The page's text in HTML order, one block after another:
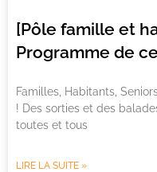
[Pôle famille et
Programme de
Familles, Habitants,
! Des sorties et des
toutes et tous
LIRE LA SUITE »